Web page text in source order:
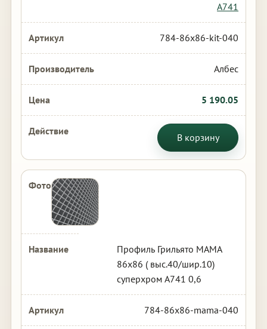
А741
784-86x86-kit-040
Албес
5 190.05
В корзину
Профиль Грильято МАМА
86х86 ( выс.40/шир.10)
суперхром А741 0,6
784-86x86-mama-040